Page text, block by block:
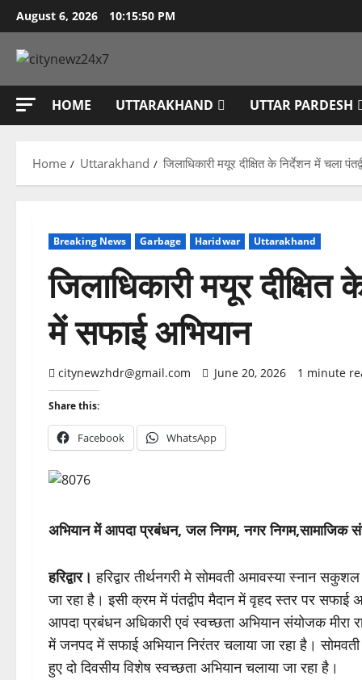
Skip
to
content
August 6, 2026 10:15:51 PM
HOME UTTARAKHAND UTTAR PARDESH
Home Uttarakhand जिलाधिकारी मयूर दीक्षित के निर्देशन में चला
Breaking News Garbage Haridwar Uttarakhand
जिलाधिकारी मयूर दीक्षित
में सफाई अभियान
citynewzhdr@gmail.com June 20, 2026 1 minute
Share this:
Facebook WhatsApp
अभियान में आपदा प्रबंधन, जल निगम, नगर निगम,सामाजिक
हरिद्वार। हरिद्वार तीर्थनगरी मे सोमवती अमावस्या स्नान
जा रहा है। इसी क्रम में पंतद्वीप मैदान में वृहद स्तर पर सफाई
आपदा प्रबंधन अधिकारी एवं स्वच्छता अभियान संयोजक मीरा
में जनपद में सफाई अभियान निरंतर चलाया जा रहा है।
हुए दो दिवसीय विशेष स्वच्छता अभियान चलाया जा रहा है।